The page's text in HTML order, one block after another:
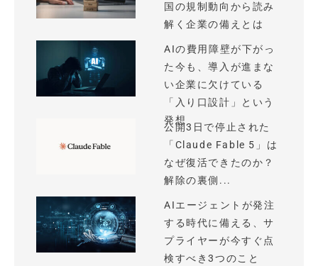
国の規制動向から読み
解く企業の備えとは
AIの費用障壁が下がっ
た今も、導入が進まな
い企業に欠けている
「入り口設計」という
発想
公開3日で停止された
「Claude Fable 5」は
なぜ復活できたのか？
解除の裏側...
AIエージェントが発注
する時代に備える、サ
プライヤーが今すぐ点
検すべき3つのこと